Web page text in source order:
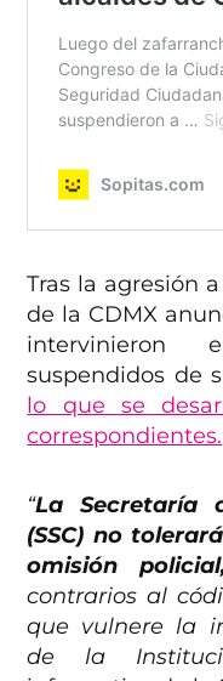
Tras la agresión
de la CDMX
suspendidos de
lo que se
correspondientes.
“La Secretaría
(SSC) no
omisión
contrarios al
que vulnere la
de la